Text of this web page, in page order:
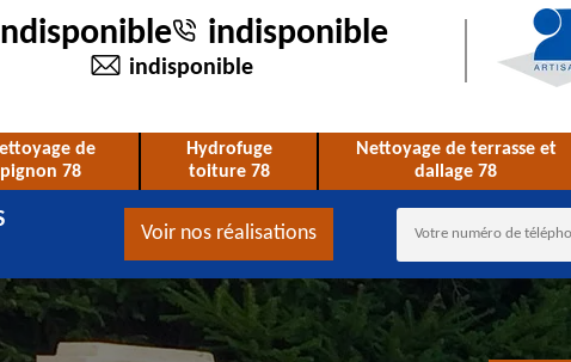
indisponible
indisponible
de
pignon 78
Hydrofuge
toiture 78
Nettoyage de terrasse et
dallage 78
Voir nos réalisations